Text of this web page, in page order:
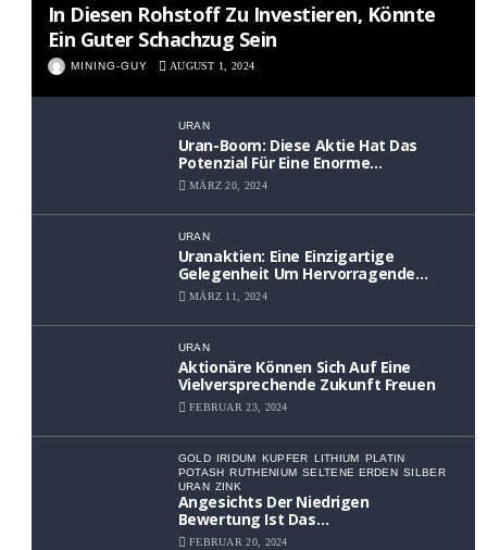
In Diesen Rohstoff Zu Investieren, Könnte
Ein Guter Schachzug Sein
MINING-GUY AUGUST 1, 2024
URAN
Uran-Boom: Diese Aktie Hat Das
Potenzial Für Eine Enorme
Wertsteigerung
MÄRZ 20, 2024
URAN
Uranaktien: Eine Einzigartige
Gelegenheit Um Hervorragende
Renditen Zu Erzielen
MÄRZ 11, 2024
URAN
Aktionäre Können Sich Auf Eine
Vielversprechende Zukunft Freuen
FEBRUAR 23, 2024
GOLD IRIDUM KUPFER LITHIUM
PLATIN
POTASH
RUTHENIUM SELTENE ERDEN SILBER
URAN ZINK
Angesichts Der Niedrigen
Bewertung Ist Das
Aufwärtspotenzial Erheblich
FEBRUAR 20, 2024